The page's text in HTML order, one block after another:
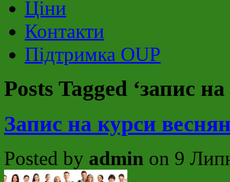
Ціни
Контакти
Підтримка OUP
Posts Tagged ‘запис
Запис на курси
Posted by admin on 9